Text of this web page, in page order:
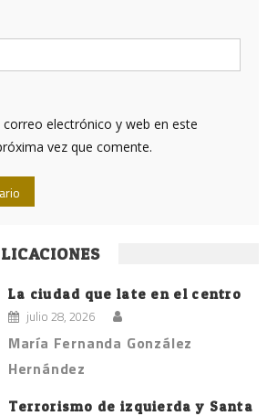
electrónico y web en este
vez que comente.
La ciudad que late en el centro
julio 28, 2026
María Fernanda González
Hernández
Terrorismo de izquierda y Santa